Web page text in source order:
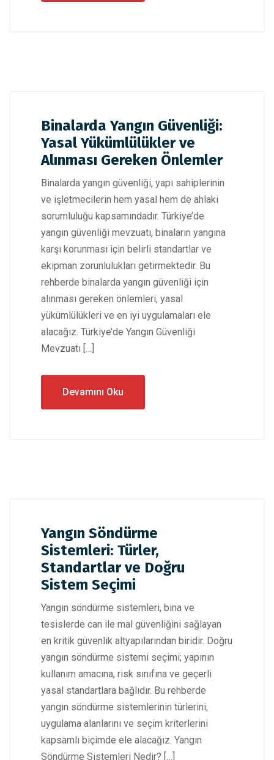
Binalarda Yangın Güvenliği:
Yasal Yükümlülükler ve
Alınması Gereken Önlemler
Binalarda yangın güvenliği, yapı sahiplerinin
ve işletmecilerin hem yasal hem de ahlaki
sorumluluğu kapsamındadır. Türkiye’de
yangın güvenliği mevzuatı, binaların yangına
karşı korunması için belirli standartlar ve
ekipman zorunlulukları getirmektedir. Bu
rehberde binalarda yangın güvenliği için
alınması gereken önlemleri, yasal
yükümlülükleri ve en iyi uygulamaları ele
alacağız. Türkiye’de Yangın Güvenliği
Mevzuatı […]
Devamını Oku
Yangın Söndürme
Sistemleri: Türler,
Standartlar ve Doğru
Sistem Seçimi
Yangın söndürme sistemleri, bina ve
tesislerde can ile mal güvenliğini sağlayan
en kritik güvenlik altyapılarından biridir. Doğru
yangın söndürme sistemi seçimi; yapının
kullanım amacına, risk sınıfına ve geçerli
yasal standartlara bağlıdır. Bu rehberde
yangın söndürme sistemlerinin türlerini,
uygulama alanlarını ve seçim kriterlerini
kapsamlı biçimde ele alacağız. Yangın
Söndürme Sistemleri Nedir? […]